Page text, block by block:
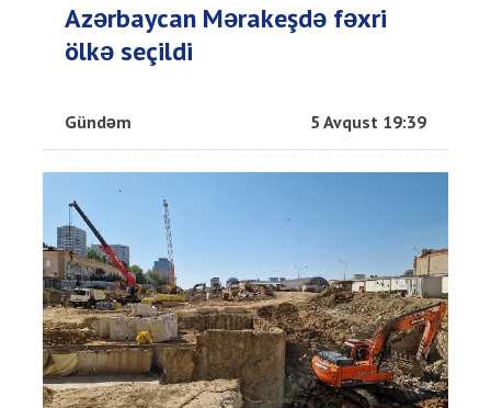
Azərbaycan Mərakeşdə fəxri
ölkə seçildi
Gündəm 5 Avqust 19:39